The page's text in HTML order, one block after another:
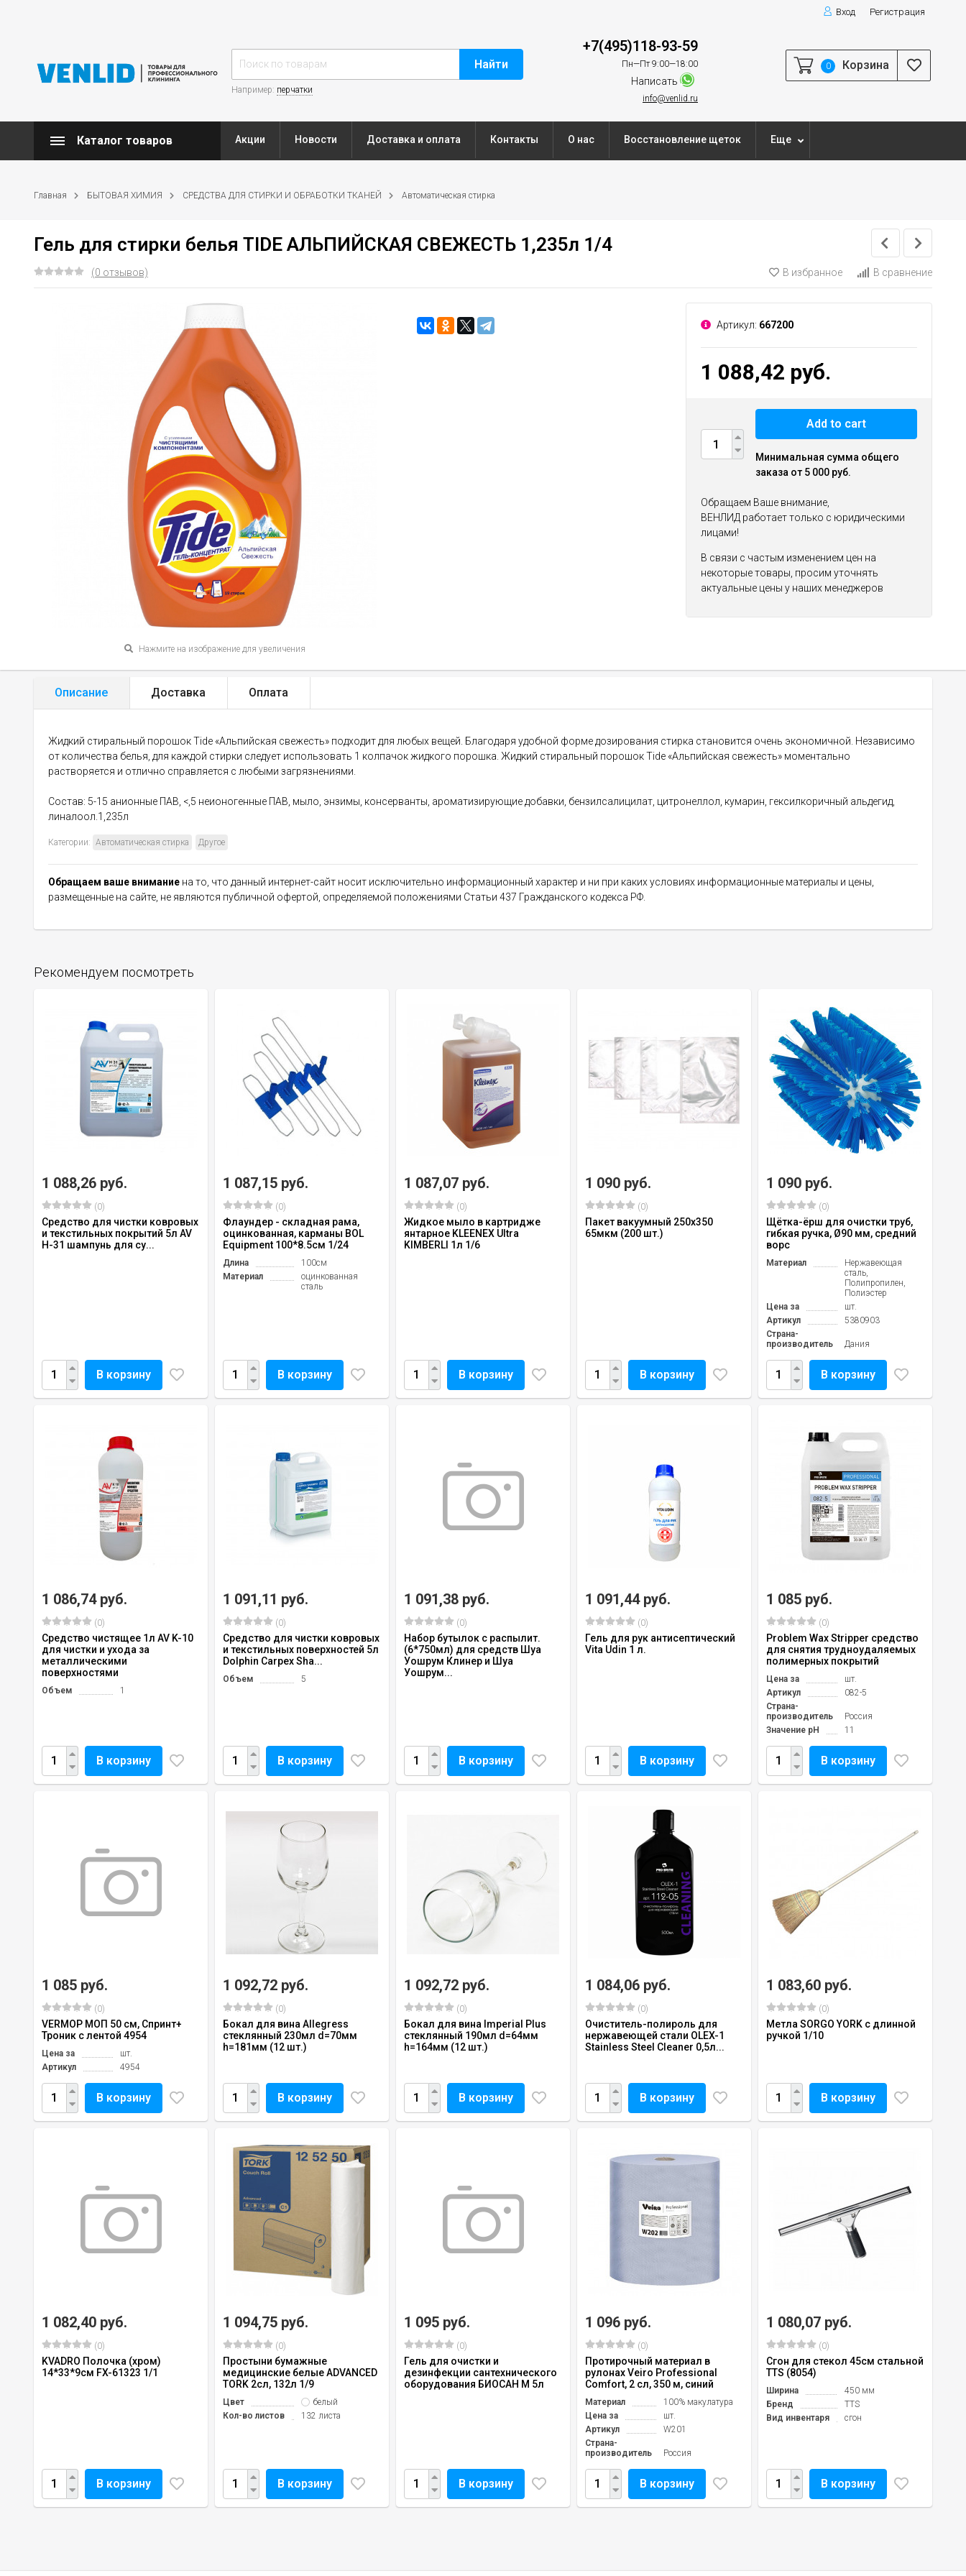
Вход Регистрация
Найти
Например: перчатки
+7(495)118-93-59
Пн—Пт 9:00—18:00
Написать
info@venlid.ru
0 Корзина
Каталог товаров Акции Новости Доставка и оплата Контакты О нас Восстановление щеток Еще
Главная БЫТОВАЯ ХИМИЯ СРЕДСТВА ДЛЯ СТИРКИ И ОБРАБОТКИ ТКАНЕЙ Автоматическая стирка
Гель для стирки белья TIDE АЛЬПИЙСКАЯ СВЕЖЕСТЬ 1,235л 1/4
(0 отзывов) В избранное В сравнение
Нажмите на изображение для увеличения
Артикул: 667200
1 088,42 руб.
Add to cart
Минимальная сумма общего
заказа от 5 000 руб.
Обращаем Ваше внимание,
ВЕНЛИД работает только с юридическими
лицами!
В связи с частым изменением цен на
некоторые товары, просим уточнять
актуальные цены у наших менеджеров
Описание Доставка Оплата
Жидкий стиральный порошок Tide «Альпийская свежесть» подходит для любых вещей. Благодаря удобной форме дозирования стирка становится очень экономичной. Независимо
от количества белья, для каждой стирки следует использовать 1 колпачок жидкого порошка. Жидкий стиральный порошок Tide «Альпийская свежесть» моментально
растворяется и отлично справляется с любыми загрязнениями.
Состав: 5-15 анионные ПАВ, <,5 неионогенные ПАВ, мыло, энзимы, консерванты, ароматизирующие добавки, бензилсалицилат, цитронеллол, кумарин, гексилкоричный альдегид,
линалоол.1,235л
Категории: Автоматическая стирка Другое
Обращаем ваше внимание на то, что данный интернет-сайт носит исключительно информационный характер и ни при каких условиях информационные материалы и цены,
размещенные на сайте, не являются публичной офертой, определяемой положениями Статьи 437 Гражданского кодекса РФ.
Рекомендуем посмотреть
1 088,26 руб.
(0)
Средство для чистки ковровых
и текстильных покрытий 5л AV
H-31 шампунь для су...
В корзину
1 087,15 руб.
(0)
Флаундер - складная рама,
оцинкованная, карманы BOL
Equipment 100*8.5см 1/24
Длина
100см
Материал
оцинкованная
сталь
В корзину
1 087,07 руб.
(0)
Жидкое мыло в картридже
янтарное KLEENEX Ultra
KIMBERLI 1л 1/6
В корзину
1 090 руб.
(0)
Пакет вакуумный 250х350
65мкм (200 шт.)
В корзину
1 090 руб.
(0)
Щётка-ёрш для очистки труб,
гибкая ручка, Ø90 мм, средний
ворс
Материал
Нержавеющая
сталь,
Полипропилен,
Полиэстер
Цена за
шт.
Артикул
5380903
Страна-
производитель
Дания
В корзину
1 086,74 руб.
(0)
Средство чистящее 1л AV K-10
для чистки и ухода за
металлическими
поверхностями
Объем 1
В корзину
1 091,11 руб.
(0)
Средство для чистки ковровых
и текстильных поверхностей 5л
Dolphin Carpex Sha...
Объем 5
В корзину
1 091,38 руб.
(0)
Набор бутылок с распылит.
(6*750мл) для средств Шуа
Уошрум Клинер и Шуа
Уошрум...
В корзину
1 091,44 руб.
(0)
Гель для рук антисептический
Vita Udin 1 л.
В корзину
1 085 руб.
(0)
Problem Wax Stripper средство
для снятия трудноудаляемых
полимерных покрытий
Цена за
шт.
Артикул
082-5
Страна-
производитель
Россия
Значение pH
11
В корзину
1 085 руб.
(0)
VERMOP МОП 50 см, Спринт+
Троник с лентой 4954
Цена за
шт.
Артикул
4954
В корзину
1 092,72 руб.
(0)
Бокал для вина Allegress
стеклянный 230мл d=70мм
h=181мм (12 шт.)
В корзину
1 092,72 руб.
(0)
Бокал для вина Imperial Plus
стеклянный 190мл d=64мм
h=164мм (12 шт.)
В корзину
1 084,06 руб.
(0)
Очиститель-полироль для
нержавеющей стали OLEX-1
Stainless Steel Cleaner 0,5л...
В корзину
1 083,60 руб.
(0)
Метла SORGO YORK с длинной
ручкой 1/10
В корзину
1 082,40 руб.
(0)
KVADRO Полочка (хром)
14*33*9см FX-61323 1/1
В корзину
1 094,75 руб.
(0)
Простыни бумажные
медицинские белые ADVANCED
TORK 2сл, 132л 1/9
Цвет
белый
Кол-во листов
132 листа
В корзину
1 095 руб.
(0)
Гель для очистки и
дезинфекции сантехнического
оборудования БИОСАН М 5л
В корзину
1 096 руб.
(0)
Протирочный материал в
рулонах Veiro Professional
Comfort, 2 сл, 350 м, синий
Материал
100% макулатура
Цена за
шт.
Артикул
W201
Страна-
производитель
Россия
В корзину
1 080,07 руб.
(0)
Сгон для стекол 45см стальной
TTS (8054)
Ширина
450 мм
Бренд
TTS
Вид инвентаря
сгон
В корзину